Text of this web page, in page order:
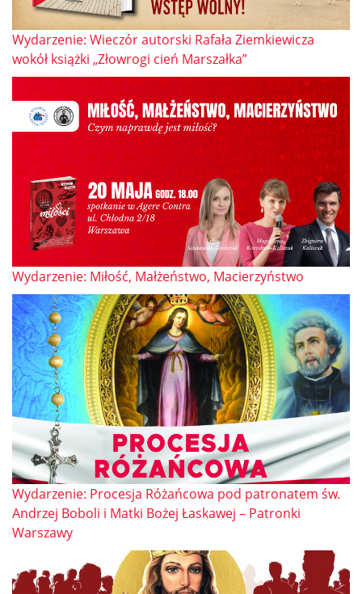
Wydarzenie: Wieczór autorski Rafała Ziemkiewicza
wokół książki „Złowrogi cień Marszałka”
Wydarzenie: Miłość, Małżeństwo, Macierzyństwo
Wydarzenie: Procesja Różańcowa pod patronatem św.
Andrzej Boboli i Matki Bożej Łaskawej – Patronki
Warszawy